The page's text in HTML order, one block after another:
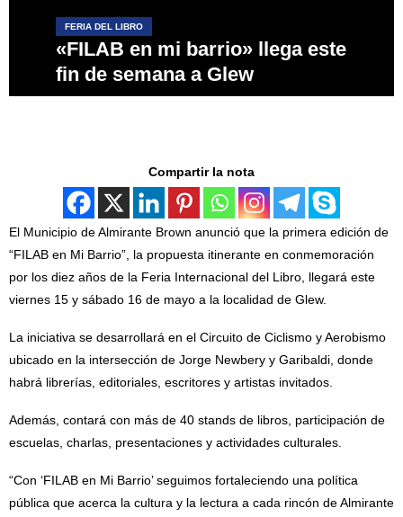
FERIA DEL LIBRO
«FILAB en mi barrio» llega este
fin de semana a Glew
Compartir la nota
El Municipio de Almirante Brown anunció que la primera edición de
“FILAB en Mi Barrio”, la propuesta itinerante en conmemoración
por los diez años de la Feria Internacional del Libro, llegará este
viernes 15 y sábado 16 de mayo a la localidad de Glew.
La iniciativa se desarrollará en el Circuito de Ciclismo y Aerobismo
ubicado en la intersección de Jorge Newbery y Garibaldi, donde
habrá librerías, editoriales, escritores y artistas invitados.
Además, contará con más de 40 stands de libros, participación de
escuelas, charlas, presentaciones y actividades culturales.
“Con ‘FILAB en Mi Barrio’ seguimos fortaleciendo una política
pública que acerca la cultura y la lectura a cada rincón de Almirante